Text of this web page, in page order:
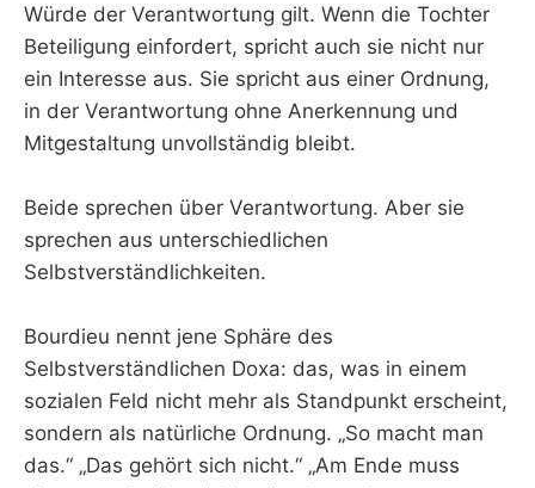
Würde der Verantwortung gilt. Wenn die Tochter
Beteiligung einfordert, spricht auch sie nicht nur
ein Interesse aus. Sie spricht aus einer Ordnung,
in der Verantwortung ohne Anerkennung und
Mitgestaltung unvollständig bleibt.
Beide sprechen über Verantwortung. Aber sie
sprechen aus unterschiedlichen
Selbstverständlichkeiten.
Bourdieu nennt jene Sphäre des
Selbstverständlichen Doxa: das, was in einem
sozialen Feld nicht mehr als Standpunkt erscheint,
sondern als natürliche Ordnung. „So macht man
das.“ „Das gehört sich nicht.“ „Am Ende muss